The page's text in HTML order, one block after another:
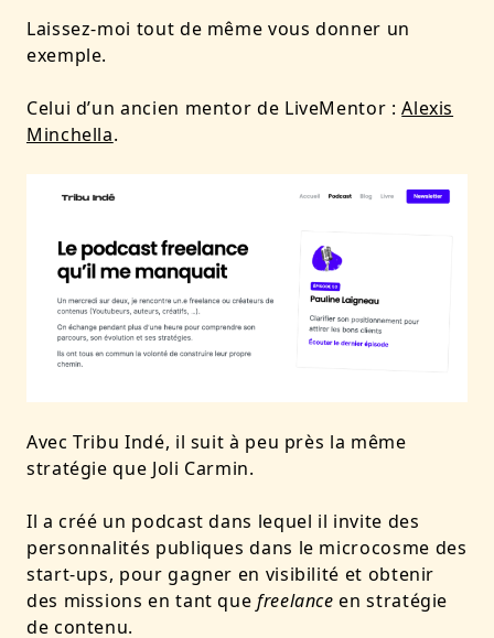
Laissez-moi tout de même vous donner un
exemple.
Celui d’un ancien mentor de LiveMentor :Alexis
Minchella.
Avec Tribu Indé, il suit à peu près la même
stratégie que Joli Carmin.
Il a créé un podcast dans lequel il invite des
personnalités publiques dans le microcosme des
start-ups, pour gagner en visibilité et obtenir
des missions en tant que freelance en stratégie
de contenu.